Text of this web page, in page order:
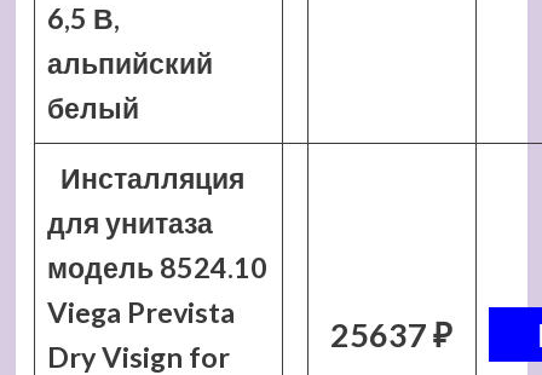
6,5 В,
альпийский
белый
Инсталляция
для унитаза
модель 8524.10
Viega Prevista
Dry Visign for
25637 ₽